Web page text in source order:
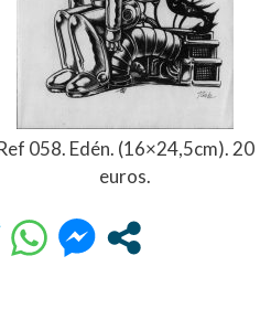
058. Edén. (16×24,5cm). 20
euros.